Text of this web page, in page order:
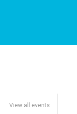
View all events